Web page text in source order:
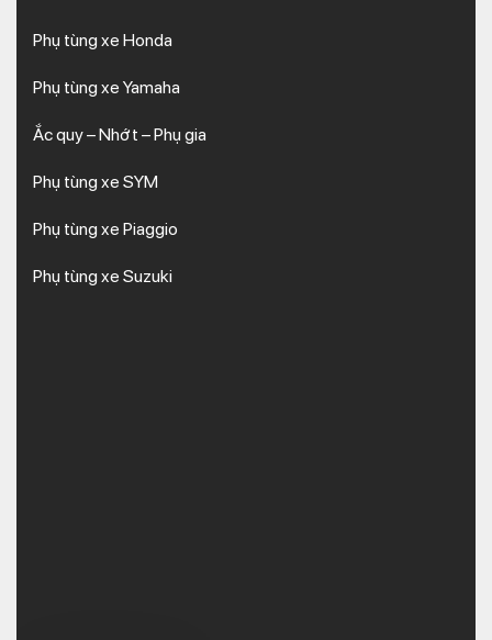
Phụ tùng xe Honda
Phụ tùng xe Yamaha
Ắc quy – Nhớt – Phụ gia
Phụ tùng xe SYM
Phụ tùng xe Piaggio
Phụ tùng xe Suzuki